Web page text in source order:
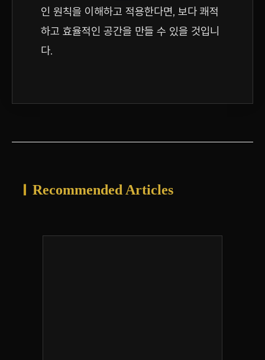
인 원칙을 이해하고 적용한다면, 보다 쾌적
하고 효율적인 공간을 만들 수 있을 것입니
다.
Recommended Articles